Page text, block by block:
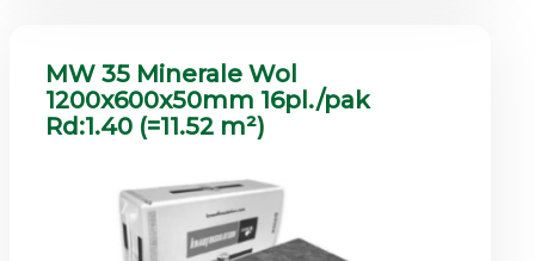
MW 35 Minerale Wol
1200x600x50mm 16pl./pak
Rd:1.40 (=11.52 m²)